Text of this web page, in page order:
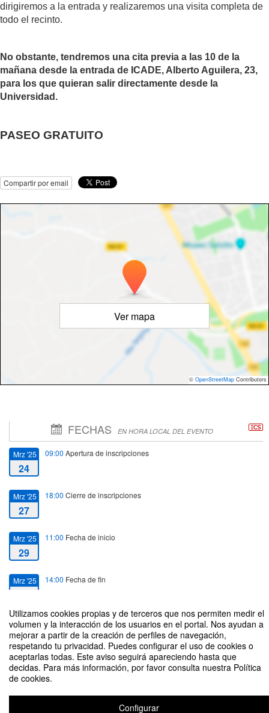
Utilizamos cookies propias y de terceros que nos permiten medir el
volumen y la interacción de los usuarios en el portal. Nos ayudan a
mejorar a partir de la creación de perfiles de navegación,
respetando tu privacidad. Puedes configurar el uso de cookies o
aceptarlas todas. Este aviso seguirá apareciendo hasta que
decidas. Para más información, por favor consulta nuestra Política
de cookies.
Configurar
dirigiremos a la entrada y realizaremos una visita completa de
todo el recinto.
No obstante, tendremos una cita previa a las 10 de la
mañana desde la entrada de ICADE, Alberto Aguilera, 23,
para los que quieran salir directamente desde la
Universidad.
PASEO GRATUITO
Compartir por email
Ver mapa
© OpenStreetMap Contributors
FECHAS EN HORA LOCAL DEL EVENTO
Mrz '25
24
09:00 Apertura de inscripciones
Mrz '25
27
18:00 Cierre de inscripciones
Mrz '25
29
11:00 Fecha de inicio
Mrz '25 14:00 Fecha de fin
VISITA DEL PARQUE DEL CAPRICHO – ALAMEDA DE OSUNA
Organizado por Servicio de Relaciones Internacionales y Comillas Arte